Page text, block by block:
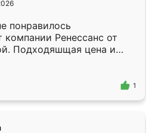
понравилось
компании Ренессанс от
Подходяшщая цена и
Приехавший
Владислав
эскизу самый
1